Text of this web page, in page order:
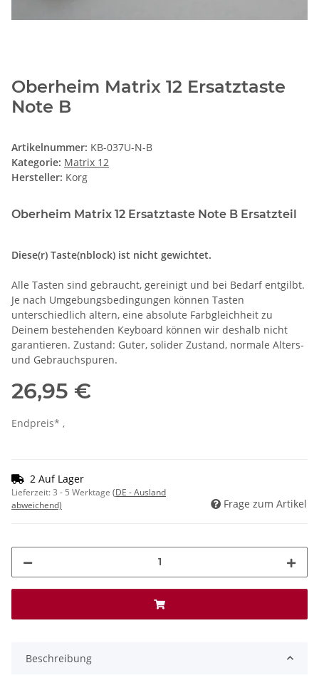
Oberheim Matrix 12 Ersatztaste
Note B
Artikelnummer: KB-037U-N-B
Kategorie: Matrix 12
Hersteller: Korg
Oberheim Matrix 12 Ersatztaste Note B Ersatzteil
Diese(r) Taste(nblock) ist nicht gewichtet.
Alle Tasten sind gebraucht, gereinigt und bei Bedarf entgilbt.
Je nach Umgebungsbedingungen können Tasten
unterschiedlich altern, eine absolute Farbgleichheit zu
Deinem bestehenden Keyboard können wir deshalb nicht
garantieren. Zustand: Guter, solider Zustand, normale Alters-
und Gebrauchspuren.
26,95 €
Endpreis* ,
2 Auf Lager
Lieferzeit:3 - 5 Werktage (DE - Ausland
abweichend)
Frage zum Artikel
Beschreibung